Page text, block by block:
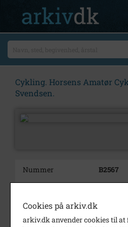
Cykling. Horsens Amatør
Svendsen.
Nummer
B2567
Beskrivelse
Cookies på arkiv.dk
arkiv.dk anvender cookies til at